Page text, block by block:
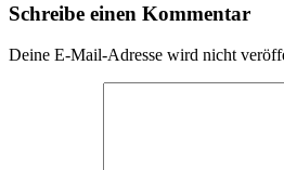
Schreibe einen Kommentar
Deine E-Mail-Adresse wird nicht